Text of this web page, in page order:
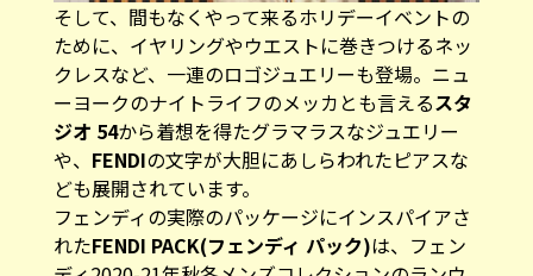
そして、間もなくやって来るホリデーイベントの
ために、イヤリングやウエストに巻きつけるネッ
クレスなど、一連のロゴジュエリーも登場。ニュ
ーヨークのナイトライフのメッカとも言えるスタ
ジオ 54から着想を得たグラマラスなジュエリー
や、 FENDIの文字が大胆にあしらわれたピアスな
ども展開されています。
フェンディの実際のパッケージにインスパイアさ
れたFENDI PACK(フェンディ パック)は、フェン